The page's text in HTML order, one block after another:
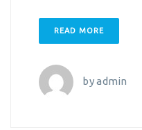
READ MORE
byadmin